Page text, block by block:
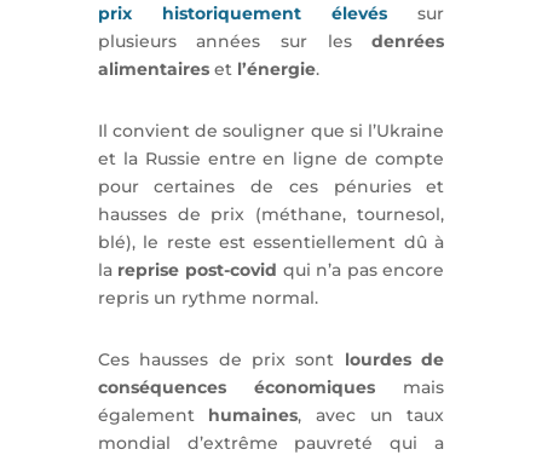
prix historiquement élevés sur
plusieurs années sur lesdenrées
alimentaires et l’énergie.
Il convient de souligner que si l’Ukraine
et la Russie entre en ligne de compte
pour certaines de ces pénuries et
hausses de prix (méthane, tournesol,
blé), le reste est essentiellement dû à
lareprise post-covid qui n’a pas encore
repris un rythme normal.
Ces hausses de prix sont lourdes de
conséquences économiques mais
également humaines, avec un taux
mondial d’extrême pauvreté qui a